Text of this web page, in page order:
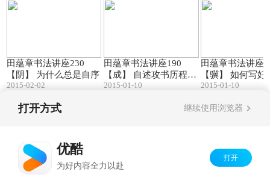
田蕴章书法讲座230
【阴】 为什么总是自序
2015-02-02
田蕴章书法讲座190
【成】 自述攻书历程
(一)
2015-01-10
田蕴章书法讲座
【骥】 如何写好
字
2015-01-10
打开方式 继续使用浏览器
优酷
为好内容全力以赴
打开